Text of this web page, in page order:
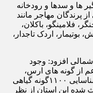
ها و سدها و رودخانه
پرندگان مهاجر مانند
فلامینگو، باکلان،
بوتیمار، اردک تاجدار،
افزود: وجود
اعم از گونه های ارس،
فندق، زالزالک، گردو وحشی و بلوط و شناسایی ۱۱۰۰گونه گیاهی
باعث شده این استان از نظر